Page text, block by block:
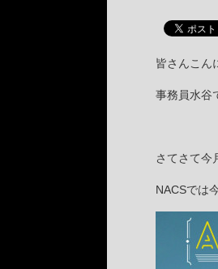
皆さんこん
事務員水谷
さてさて今
NACSでは